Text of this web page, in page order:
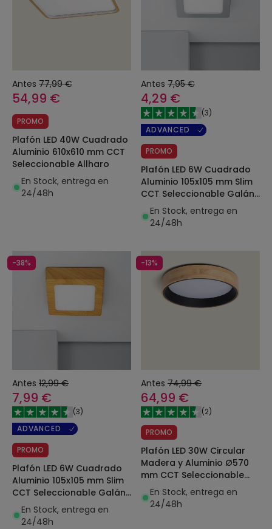
Antes 77,99 €
54,99 €
PROMO
Plafón LED 40W Cuadrado
Aluminio 610x610 mm CCT
Seleccionable Allharo
En Stock, entrega en
24/48h
Antes 7,95 €
4,29 €
(3)
ADVANCED
PROMO
Plafón LED 6W Cuadrado
Aluminio 105x105 mm Slim
CCT Seleccionable Galán
SwitchDimm
En Stock, entrega en
24/48h
-38%
Antes 12,99 €
7,99 €
(3)
ADVANCED
PROMO
Plafón LED 6W Cuadrado
Aluminio 105x105 mm Slim
CCT Seleccionable Galán
SwitchDimm
En Stock, entrega en
24/48h
-13%
Antes 74,99 €
64,99 €
(2)
PROMO
Plafón LED 30W Circular
Madera y Aluminio Ø570
mm CCT Seleccionable
DariEn Stock, entrega en
24/48h